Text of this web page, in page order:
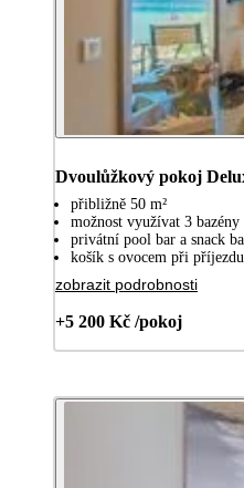
Dvoulůžkový pokoj
přibližně 50 m²
možnost využívat 3
privátní pool bar a snack
košík s ovocem při příjezdu
zobrazit podrobnosti
+5 200 Kč /pokoj